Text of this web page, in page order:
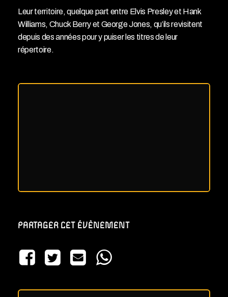
Leur territoire, quelque part entre Elvis Presley et Hank
Williams, Chuck Berry et George Jones, qu’ils revisitent
depuis des années pour y puiser les titres de leur
répertoire.
PARTAGER CET ÉVÈNEMENT